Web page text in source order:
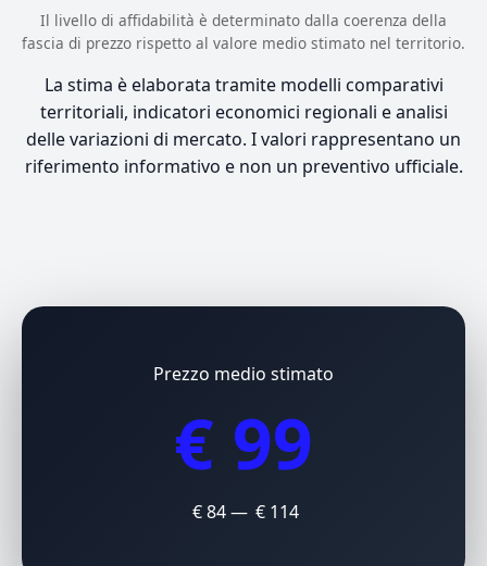
Il livello di affidabilità è determinato dalla coerenza della
fascia di prezzo rispetto al valore medio stimato nel territorio.
La stima è elaborata tramite modelli comparativi
territoriali, indicatori economici regionali e analisi
delle variazioni di mercato. I valori rappresentano un
riferimento informativo e non un preventivo ufficiale.
Prezzo medio stimato
€ 99
€ 84 — € 114